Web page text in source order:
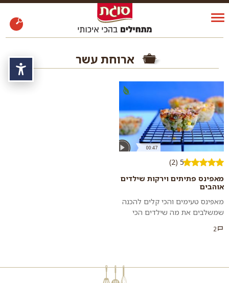
ארוחת עשר
00:47
5 (2)
מאפינס פתיתים וירקות שילדים
אוהבים
מאפינס טעימים והכי קלים להכנה
שמשלבים את מה שילדים הכי
וגם תירס, בדיוק מה שצריך
2